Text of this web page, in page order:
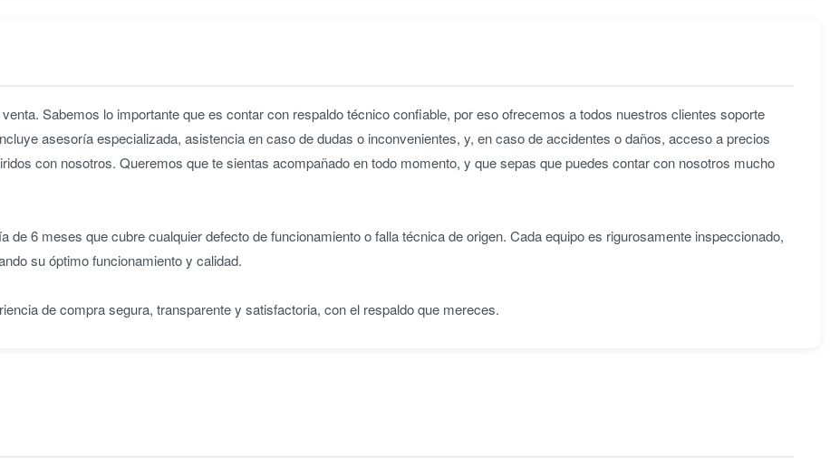
Sabemos lo importante que es contar con respaldo técnico confiable, por eso ofrecemos a todos nuestros clientes soporte
asesoría especializada, asistencia en caso de dudas o inconvenientes, y, en caso de accidentes o daños, acceso a precios
con nosotros. Queremos que te sientas acompañado en todo momento, y que sepas que puedes contar con nosotros mucho
6 meses que cubre cualquier defecto de funcionamiento o falla técnica de origen. Cada equipo es rigurosamente inspeccionado,
su óptimo funcionamiento y calidad.
de compra segura, transparente y satisfactoria, con el respaldo que mereces.